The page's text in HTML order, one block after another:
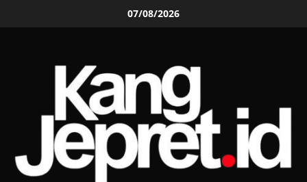
07/08/2026